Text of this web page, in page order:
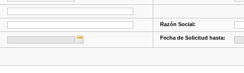
Razón Social:
Fecha de Solicitud hasta: